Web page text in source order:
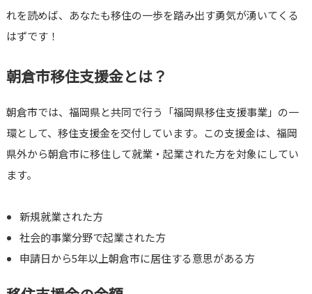
れを読めば、あなたも移住の一歩を踏み出す勇気が湧いてくる
はずです！
朝倉市移住支援金とは？
朝倉市では、福岡県と共同で行う「福岡県移住支援事業」の一
環として、移住支援金を交付しています。この支援金は、福岡
県外から朝倉市に移住して就業・起業された方を対象にしてい
ます。
新規就業された方
社会的事業分野で起業された方
申請日から5年以上朝倉市に居住する意思がある方